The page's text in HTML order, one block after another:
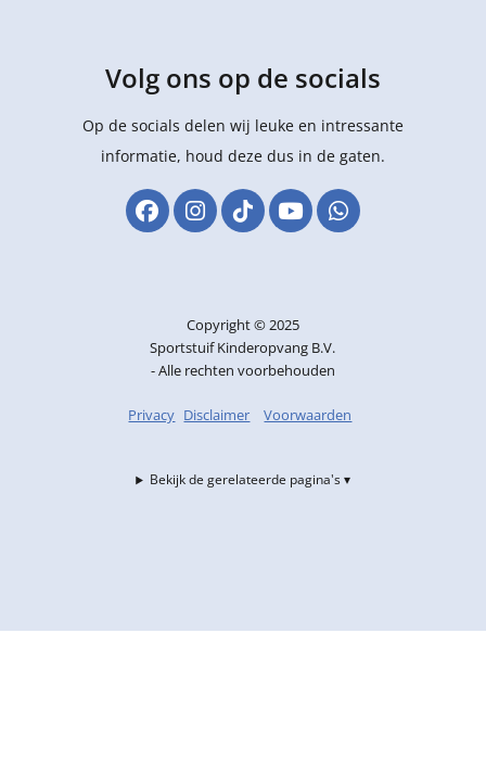
Volg ons op de socials
Op de socials delen wij leuke en intressante
informatie, houd deze dus in de gaten.
Copyright © 2025
Sportstuif Kinderopvang B.V.
- Alle rechten voorbehouden
Privacy Disclaimer Voorwaarden
Bekijk de gerelateerde pagina's